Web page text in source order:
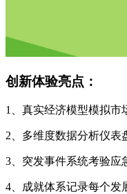
创新体验亮点：
1、真实经济模型模拟市
2、多维度数据分析仪表
3、突发事件系统考验应
4、成就体系记录每个发